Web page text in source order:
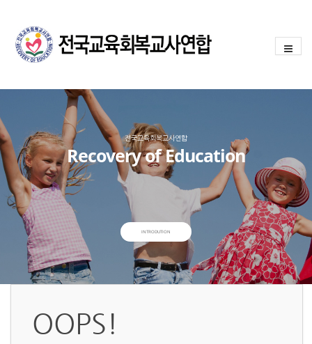
전국교육회복교사연합
Recovery of Education
INTRODUTION
OOPS!